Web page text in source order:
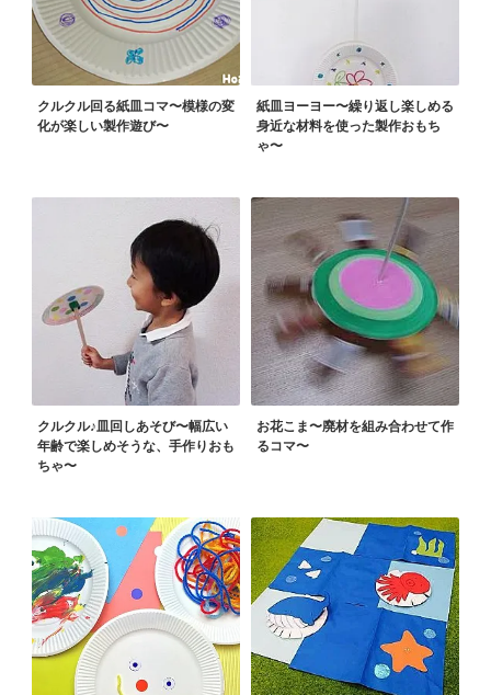
クルクル回る紙皿コマ〜模様の変
化が楽しい製作遊び〜
紙皿ヨーヨー〜繰り返し楽しめる
身近な材料を使った製作おもち
ゃ〜
クルクル♪皿回しあそび〜幅広い
年齢で楽しめそうな、手作りおも
ちゃ〜
お花こま〜廃材を組み合わせて作
るコマ〜